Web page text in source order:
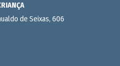
de Seixas, 606